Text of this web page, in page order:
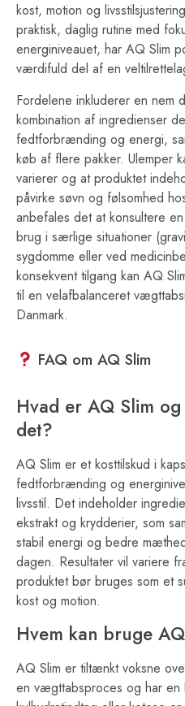
kost, motion og
praktisk, daglig rutine med
energiniveauet, har AQ Slim
værdifuld del af en
Fordelene inkluderer en nem
kombination af ingredienser
fedtforbrænding og energi,
køb af flere pakker. Ulemper
varierer og at produktet
påvirke søvn og følsomhed
anbefales det at konsultere
brug i særlige situationer
sygdomme eller ved
konsekvent tilgang kan AQ
til en velafbalanceret
Danmark.
FAQ om AQ Slim
Hvad er AQ Slim
det?
AQ Slim er et kosttilskud i
fedtforbrænding og
livsstil. Det indeholder
ekstrakt og krydderier, som
stabil energi og bedre
dagen. Resultater vil variere
produktet bør bruges som et
kost og motion.
Hvem kan bruge
AQ Slim er tiltænkt voksne
en vægttabsproces og har en